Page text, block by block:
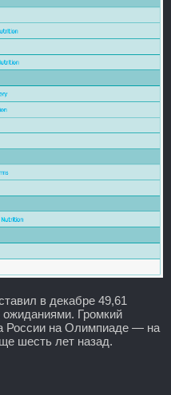
в декабре 49,61
Громкий
России на Олимпиаде — на
шесть лет назад.